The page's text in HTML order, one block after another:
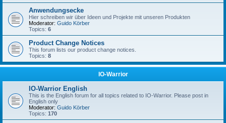
Anwendungsecke
Hier schreiben wir über Ideen und Projekte mit unseren Produkten
Moderator: Guido Körber
Topics: 6
Product Change Notices
This forum lists our product change notices.
Topics: 8
IO-Warrior
IO-Warrior English
This is the English forum for all topics related to IO-Warrior. Please post in
English only
Moderator: Guido Körber
Topics: 170